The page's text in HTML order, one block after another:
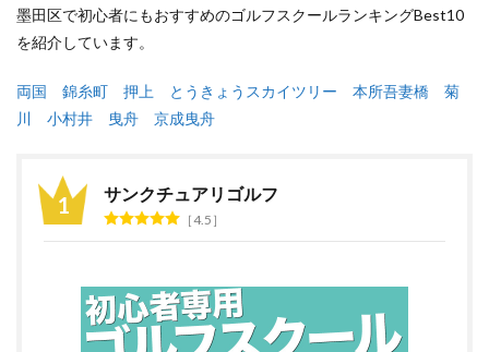
墨田区で初心者にもおすすめのゴルフスクールランキングBest10
を紹介しています。
両国 錦糸町 押上 とうきょうスカイツリー 本所吾妻橋
菊
川
小村井 曳舟 京成曳舟
サンクチュアリゴルフ
4.5